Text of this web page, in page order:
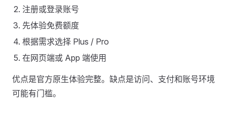
注册或登录账号
先体验免费额度
根据需求选择 Plus / Pro
在网页端或 App 端使用
优点是官方原生体验完整。缺点是访问、支付和账号环境
可能有门槛。